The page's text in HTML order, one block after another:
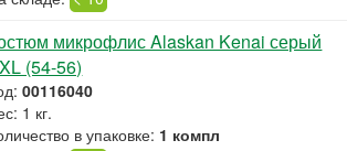
микрофлис Alaskan Kenai серый
(54-56)
00116040
1 кг.
в упаковке: 1 компл